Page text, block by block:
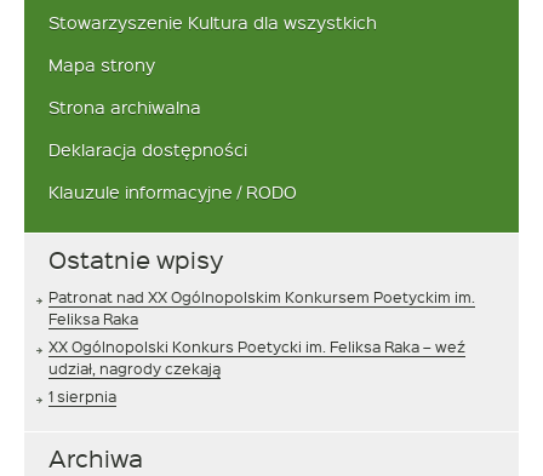
Stowarzyszenie Kultura dla wszystkich
Mapa strony
Strona archiwalna
Deklaracja dostępności
Klauzule informacyjne / RODO
Ostatnie wpisy
Patronat nad XX Ogólnopolskim Konkursem Poetyckim im.
Feliksa Raka
XX Ogólnopolski Konkurs Poetycki im. Feliksa Raka – weź
udział, nagrody czekają
1 sierpnia
Archiwa